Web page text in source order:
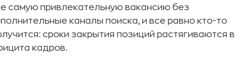
самую привлекательную вакансию без
каналы поиска, и все равно кто-то
сроки закрытия позиций растягиваются в
кадров.